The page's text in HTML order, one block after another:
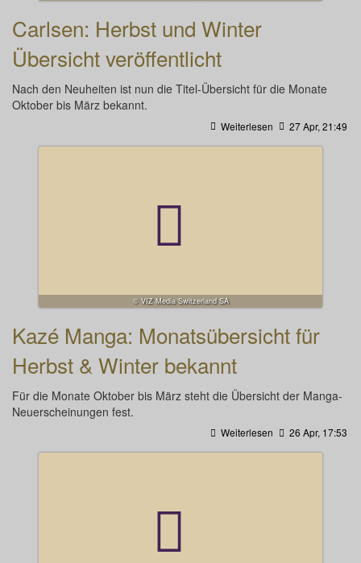
Carlsen: Herbst und Winter
Übersicht veröffentlicht
Nach den Neuheiten ist nun die Titel-Übersicht für die Monate
Oktober bis März bekannt.
Weiterlesen 27 Apr, 21:49
© VIZ Media Switzerland SA
Kazé Manga: Monatsübersicht für
Herbst & Winter bekannt
Für die Monate Oktober bis März steht die Übersicht der Manga-
Neuerscheinungen fest.
Weiterlesen 26 Apr, 17:53